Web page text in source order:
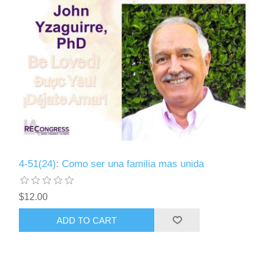
4-51(24): Como ser una familia mas unida
$12.00
ADD TO CART